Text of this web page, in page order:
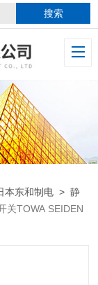
本东和制电 >静
关TOWA SEIDEN